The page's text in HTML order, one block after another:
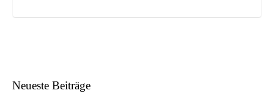
Neueste Beiträge